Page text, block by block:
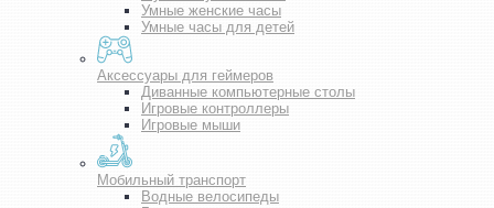
Умные женские часы
Умные часы для детей
Аксессуары для геймеров
Диванные компьютерные столы
Игровые контроллеры
Игровые мыши
Мобильный транспорт
Водные велосипеды